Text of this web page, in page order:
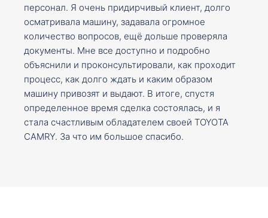
персонал. Я очень придирчивый клиент, долго
осматривала машину, задавала огромное
количество вопросов, ещё дольше проверяла
документы. Мне все доступно и подробно
объяснили и проконсультировали, как проходит
процесс, как долго ждать и каким образом
машину привозят и выдают. В итоге, спустя
определенное время сделка состоялась, и я
стала счастливым обладателем своей TOYOTA
CAMRY. За что им большое спасибо.